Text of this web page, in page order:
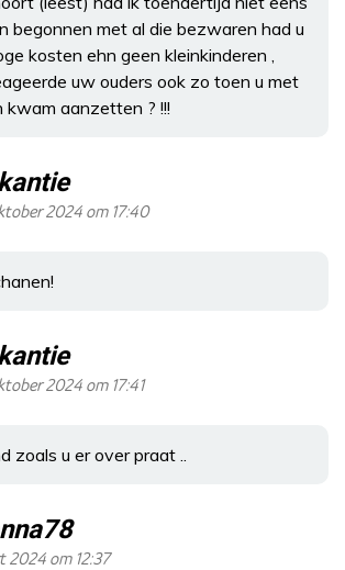
begonnen met al die bezwaren had u
kosten ehn geen kleinkinderen ,
uw ouders ook zo toen u met
kwam aanzetten ? !!!
2024 om 17:40
2024 om 17:41
zoals u er over praat ..
2024 om 12:37